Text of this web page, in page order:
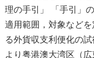
理の手引」 「手引」
適用範囲，対象など
る外貨収支利便化の
より粤港澳大湾区（